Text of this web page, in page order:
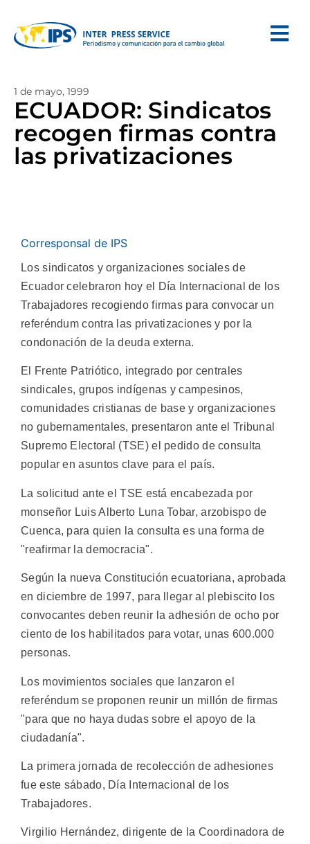
1 de mayo, 1999
ECUADOR: Sindicatos
recogen firmas contra
las privatizaciones
Corresponsal de IPS
Los sindicatos y organizaciones sociales de
Ecuador celebraron hoy el Día Internacional de los
Trabajadores recogiendo firmas para convocar un
referéndum contra las privatizaciones y por la
condonación de la deuda externa.
El Frente Patriótico, integrado por centrales
sindicales, grupos indígenas y campesinos,
comunidades cristianas de base y organizaciones
no gubernamentales, presentaron ante el Tribunal
Supremo Electoral (TSE) el pedido de consulta
popular en asuntos clave para el país.
La solicitud ante el TSE está encabezada por
monseñor Luis Alberto Luna Tobar, arzobispo de
Cuenca, para quien la consulta es una forma de
"reafirmar la democracia".
Según la nueva Constitución ecuatoriana, aprobada
en diciembre de 1997, para llegar al plebiscito los
convocantes deben reunir la adhesión de ocho por
ciento de los habilitados para votar, unas 600.000
personas.
Los movimientos sociales que lanzaron el
referéndum se proponen reunir un millón de firmas
"para que no haya dudas sobre el apoyo de la
ciudadanía".
La primera jornada de recolección de adhesiones
fue este sábado, Día Internacional de los
Trabajadores.
Virgilio Hernández, dirigente de la Coordinadora de